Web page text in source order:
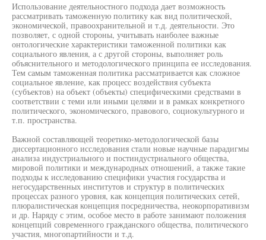
Использование деятельностного подхода дает возможность
рассматривать таможенную политику как вид политической,
экономической, правоохранительной и т.д. деятельности. Это
позволяет, с одной стороны, учитывать наиболее важные
онтологические характеристики таможенной политики как
социального явления, а с другой стороны, выполняет роль
объяснительного и методологического принципа ее исследования.
Тем самым таможенная политика рассматривается как сложное
социальное явление, как процесс воздействия субъекта
(субъектов) на объект (объекты) специфическими средствами в
соответствии с теми или иными целями и в рамках конкретного
политического, экономического, правового, социокультурного и
т.п. пространства.
Важной составляющей теоретико-методологической базы
диссертационного исследования стали новые научные парадигмы
анализа индустриального и постиндустриального общества,
мировой политики и международных отношений, а также такие
подходы к исследованию специфики участия государства и
негосударственных институтов и структур в политических
процессах разного уровня, как концепция политических сетей,
плюралистическая концепция посредничества, неокорпоративизм
и др. Наряду с этим, особое место в работе занимают положения
концепций современного гражданского общества, политического
участия, многопартийности и т.д.